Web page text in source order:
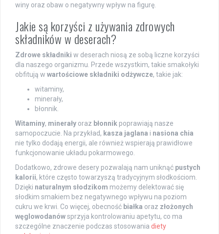
winy oraz obaw o negatywny wpływ na figurę.
Jakie są korzyści z używania zdrowych
składników w deserach?
Zdrowe składniki w deserach niosą ze sobą liczne korzyści
dla naszego organizmu. Przede wszystkim, takie smakołyki
obfitują w wartościowe składniki odżywcze, takie jak:
witaminy,
minerały,
błonnik.
Witaminy, minerały oraz błonnik poprawiają nasze
samopoczucie. Na przykład, kasza jaglana i nasiona chia
nie tylko dodają energii, ale również wspierają prawidłowe
funkcjonowanie układu pokarmowego.
Dodatkowo, zdrowe desery pozwalają nam uniknąć pustych
kalorii, które często towarzyszą tradycyjnym słodkościom.
Dzięki naturalnym słodzikom możemy delektować się
słodkim smakiem bez negatywnego wpływu na poziom
cukru we krwi. Co więcej, obecność białka oraz złożonych
węglowodanówsprzyja kontrolowaniu apetytu, co ma
szczególne znaczenie podczas stosowania diety